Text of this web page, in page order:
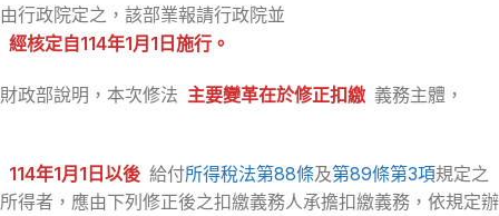
由行政院定之，該部業報請行政院並
經核定自114年1月1日施行。
財政部說明，本次修法 主要變革在於修正扣繳 義務主體，
114年1月1日以後 給付所得稅法第88條及第89條第3項規定之
所得者，應由下列修正後之扣繳義務人承擔扣繳義務，依規定辦